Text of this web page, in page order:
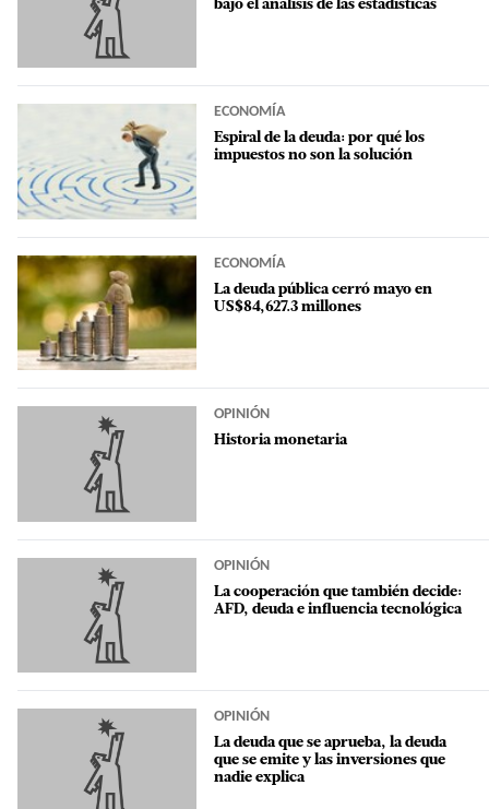
bajo el análisis de las estadísticas
ECONOMÍA
Espiral de la deuda: por qué los
impuestos no son la solución
ECONOMÍA
La deuda pública cerró mayo en
US$84,627.3 millones
OPINIÓN
Historia monetaria
OPINIÓN
La cooperación que también decide:
AFD, deuda e influencia tecnológica
OPINIÓN
La deuda que se aprueba, la deuda
que se emite y las inversiones que
nadie explica